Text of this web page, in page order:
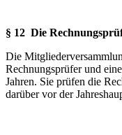
§ 12 Die
Die
Rechnungsprüfer und
Jahren. Sie prüfen die
darüber vor der